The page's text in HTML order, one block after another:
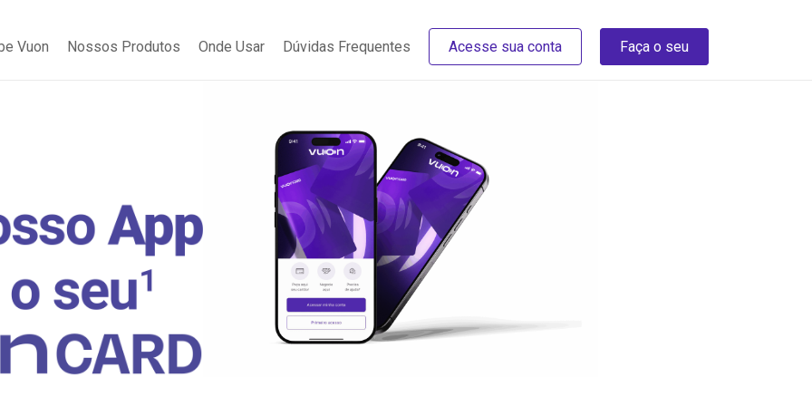
Vuon Nossos Produtos Onde Usar Dúvidas Frequentes Acesse sua conta Faça o seu